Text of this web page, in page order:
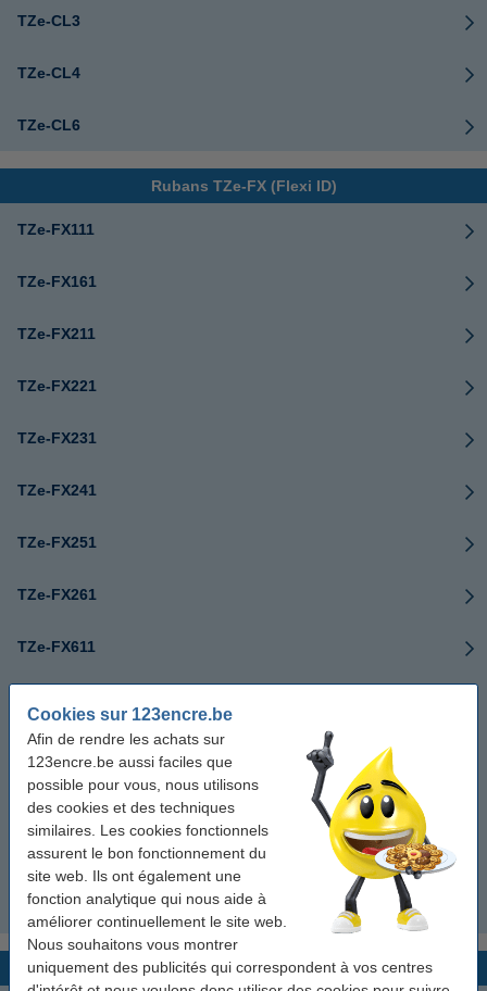
Cookies sur 123encre.be
Afin de rendre les achats sur
123encre.be aussi faciles que
possible pour vous, nous utilisons
des cookies et des techniques
similaires. Les cookies fonctionnels
assurent le bon fonctionnement du
site web. Ils ont également une
fonction analytique qui nous aide à
améliorer continuellement le site web.
Nous souhaitons vous montrer
uniquement des publicités qui correspondent à vos centres
TZe-CL3
TZe-CL4
TZe-CL6
Rubans TZe-FX (Flexi ID)
TZe-FX111
TZe-FX161
TZe-FX211
TZe-FX221
TZe-FX231
TZe-FX241
TZe-FX251
TZe-FX261
TZe-FX611
TZe-FX641
TZe-FX651
TZe-FX661
Rubans TZe-S (super collant)